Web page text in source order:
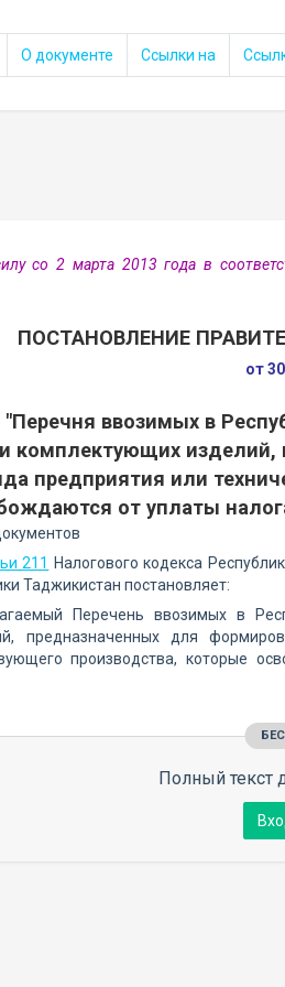
О документе Ссылки на
со 2 марта 2013 года в
ПОСТАНОВЛЕНИЕ
от
ввозимых в
комплектующих
предприятия или
от уплаты
211 Налогового кодекса
Таджикистан постановляет:
Перечень ввозимых в
предназначенных для
производства, которые
Полный текст